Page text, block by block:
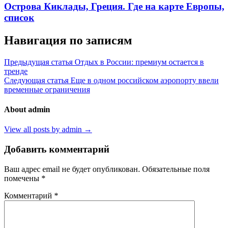
Острова Киклады, Греция. Где на карте Европы,
список
Навигация по записям
Предыдущая статья Отдых в России: премиум остается в
тренде
Следующая статья Еще в одном российском аэропорту ввели
временные ограничения
About admin
View all posts by admin →
Добавить комментарий
Ваш адрес email не будет опубликован. Обязательные поля
помечены *
Комментарий *